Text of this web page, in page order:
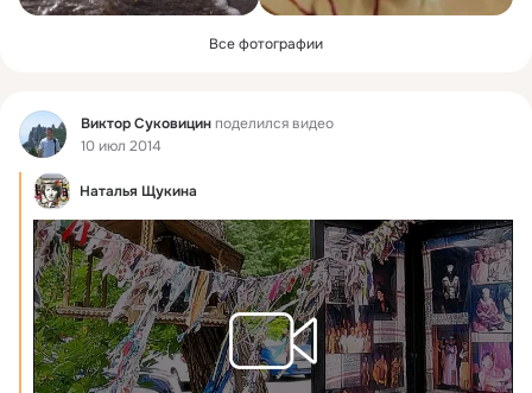
Все фотографии
Фид Виктор Суковицинподелился видео
10 июл 2014
Наталья Щукина